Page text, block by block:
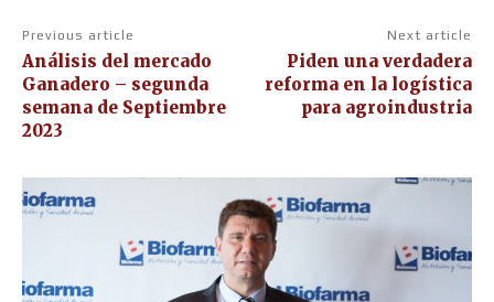
Previous article
Análisis del mercado
Ganadero – segunda
semana de Septiembre
2023
Next article
Piden una verdadera
reforma en la logística
para agroindustria